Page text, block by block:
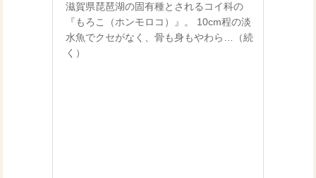
滋賀県琵琶湖の固有種とされるコイ科の
『もろこ（ホンモロコ）』。 10cm程の淡
水魚でクセがなく、骨も身もやわら…（続
く）